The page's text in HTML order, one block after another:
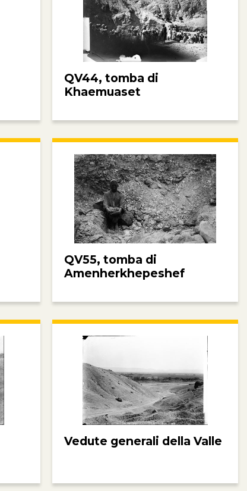
QV44, tomba di
Khaemuaset
QV55, tomba di
Amenherkhepeshef
Vedute generali della Valle